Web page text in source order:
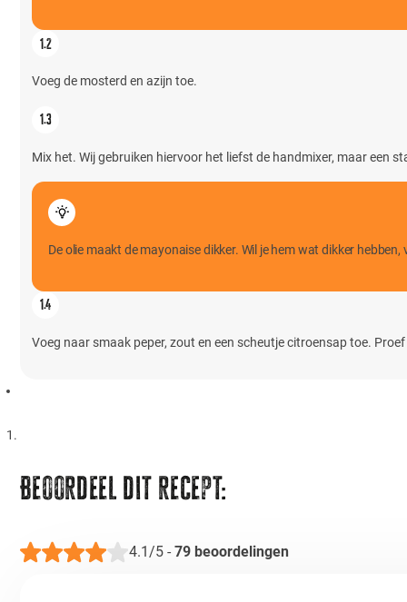
Voeg de mosterd en azijn toe.
Mix het. Wij gebruiken hiervoor het liefst de handmixer, maar een
De olie maakt de mayonaise dikker. Wil je hem wat dikker
Voeg naar smaak peper, zout en een scheutje citroensap toe.
Beoordeel dit recept:
4.1/5- 79beoordelingen